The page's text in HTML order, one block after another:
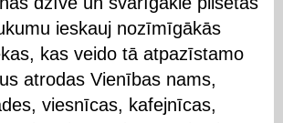
ieskauj nozīmīgākās
kas veido tā atpazīstamo
atrodas Vienības nams,
viesnīcas, kafejnīcas,